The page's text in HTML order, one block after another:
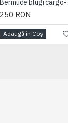
250 RON
Adaugă în Coş